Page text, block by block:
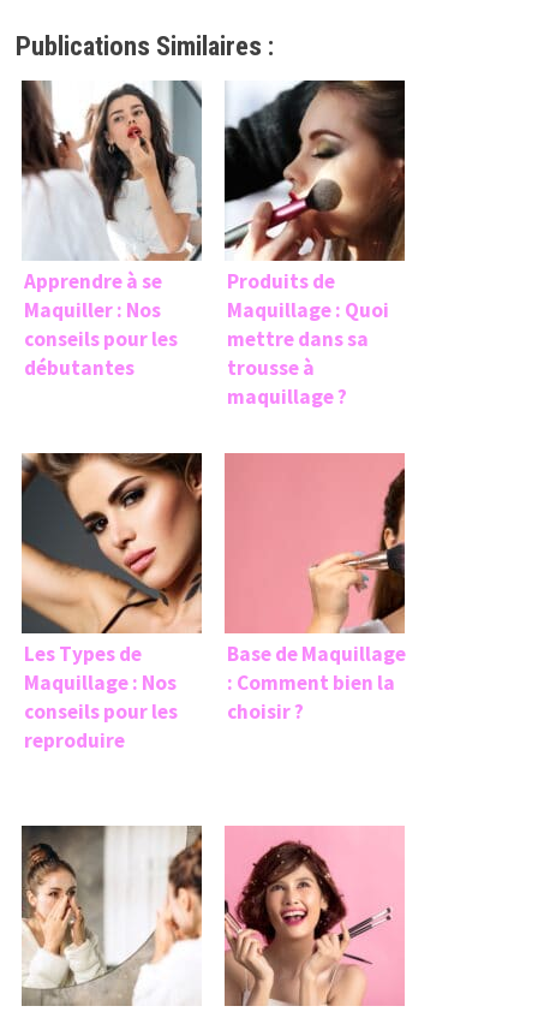
Publications Similaires :
Apprendre à se
Maquiller : Nos
conseils pour les
débutantes
Produits de
Maquillage : Quoi
mettre dans sa
trousse à
maquillage ?
Les Types de
Maquillage : Nos
conseils pour les
reproduire
Base de Maquillage
: Comment bien la
choisir ?